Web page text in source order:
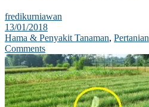
fredikurniawan
13/01/2018
Hama & Penyakit Tanaman, Pertanian
Comments